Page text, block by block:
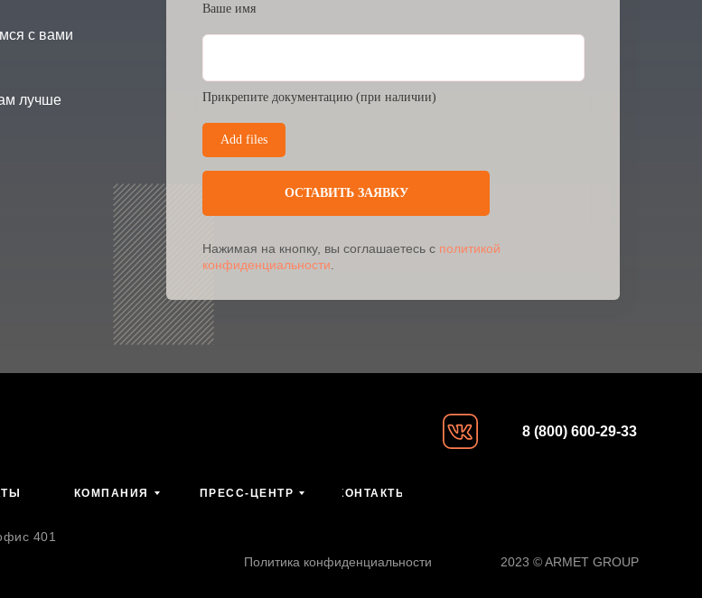
с вами
лучше
Нажимая на кнопку, вы соглашаетесь с политикой
конфиденциальности
Ваше имя
Прикрепите документацию (при наличии)
Add files
ОСТАВИТЬ ЗАЯВКУ
401
2023 © ARMET GROUP
Политика конфиденциальности
8 (800) 600-29-33
КОМПАНИЯ ПРЕСС-ЦЕНТР КОНТАКТЫ